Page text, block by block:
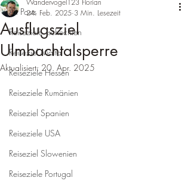
All Posts
Reiseziele Tschechien
Reiseziel Malta
Reiseziele Hessen
Reiseziele Rumänien
Reiseziel Spanien
Reiseziele USA
Reiseziel Slowenien
Reiseziele Portugal
Ausflugsziel
Ulmbachtalsperre
Wandervogel123 Florian
24. Feb. 2025 3 Min. Lesezeit
Aktualisiert: 20. Apr. 2025